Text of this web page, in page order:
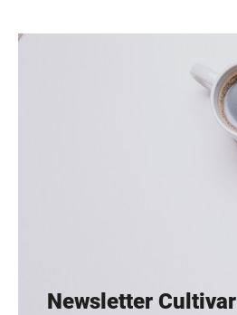
Newsletter Cultivar